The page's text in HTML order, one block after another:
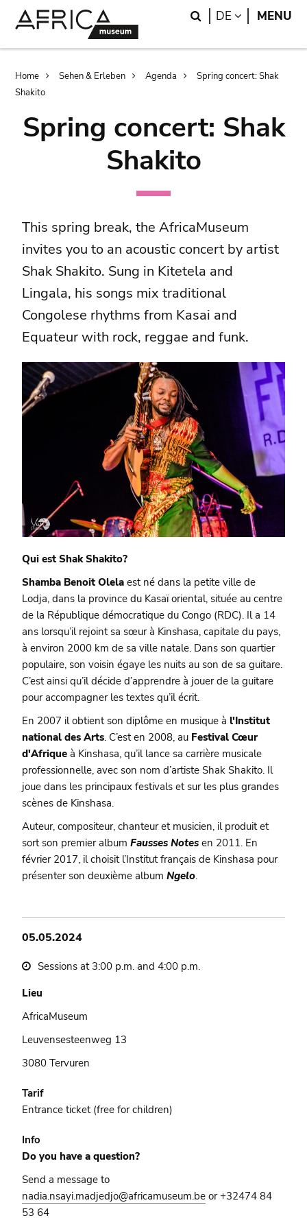
Search
DE LANGUAGE
MENU
Breadcrumb
Home Sehen & Erleben Agenda
Spring concert: Shak
Shakito
Spring concert: Shak
Shakito
This spring break, the AfricaMuseum
invites you to an acoustic concert by artist
Shak Shakito. Sung in Kitetela and
Lingala, his songs mix traditional
Congolese rhythms from Kasai and
Equateur with rock, reggae and funk.
Qui est Shak Shakito?
Shamba Benoit Olelaest né dans la petite ville de
Lodja, dans la province du Kasaï oriental, située au centre
de la République démocratique du Congo (RDC). Il a 14
ans lorsqu’il rejoint sa sœur à Kinshasa, capitale du pays,
à environ 2000 km de sa ville natale. Dans son quartier
populaire, son voisin égaye les nuits au son de sa guitare.
C’est ainsi qu’il décide d’apprendre à jouer de la guitare
pour accompagner les textes qu’il écrit.
En 2007 il obtient son diplôme en musique àl'Institut
national des Arts. C’est en 2008, au Festival Cœur
d'Afriqueà Kinshasa, qu’il lance sa carrière musicale
professionnelle, avec son nom d’artiste Shak Shakito. Il
joue dans les principaux festivals et sur les plus grandes
scènes de Kinshasa.
Auteur, compositeur, chanteur et musicien, il produit et
sort son premier albumFausses Notes en 2011. En
février 2017, il choisit l’Institut français de Kinshasa pour
présenter son deuxième albumNgelo.
05.05.2024
Sessions at 3:00 p.m. and 4:00 p.m.
Lieu
AfricaMuseum
Leuvensesteenweg 13
3080 Tervuren
Tarif
Entrance ticket (free for children)
Info
Do you have a question?
Send a message to
nadia.nsayi.madjedjo@africamuseum.be or +32474 84
53 64